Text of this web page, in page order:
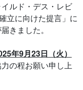
ルド・デス・レビ
立に向けた提言」に
きました。
年9月23日（火）
の程お願い申し上